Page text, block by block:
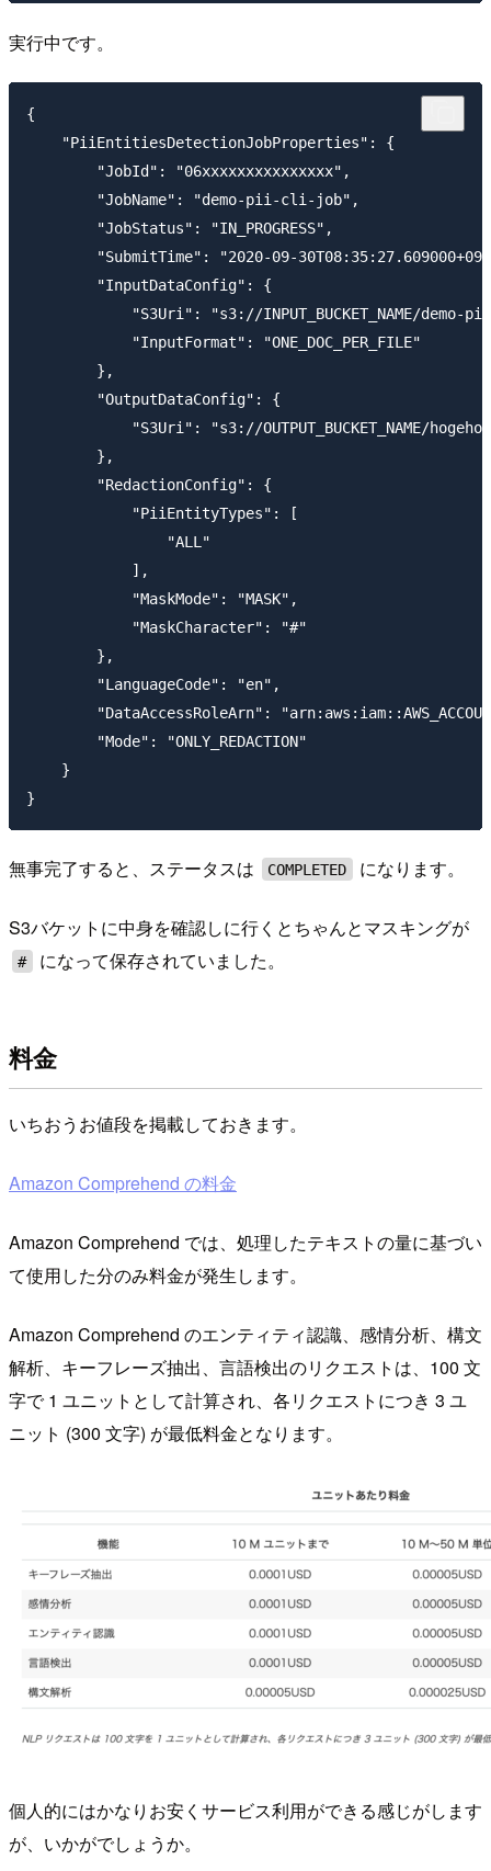
実行中です。
{
    "PiiEntitiesDetectionJobProperties": {
        "JobId": "06xxxxxxxxxxxxxxx",
        "JobName": "demo-pii-cli-job",
        "JobStatus": "IN_PROGRESS",
"SubmitTime": "2020-09-
        "InputDataConfig": {
"S3Uri": "s3://INPUT_BUCKET_NAME/demo-
            "InputFormat": "ONE_DOC_PER_FILE"
        },
        "OutputDataConfig": {
"S3Uri": "s3://OUTPUT_BUCKET_NAME/
        },
        "RedactionConfig": {
            "PiiEntityTypes": [
                "ALL"
            ],
            "MaskMode": "MASK",
            "MaskCharacter": "#"
        },
        "LanguageCode": "en",
"DataAccessRoleArn":
        "Mode": "ONLY_REDACTION"
    }
無事完了すると、ステータスは COMPLETED になります。
S3バケットに中身を確認しに行くとちゃんとマスキングが
# になって保存されていました。
料金
いちおうお値段を掲載しておきます。
Amazon Comprehend の料金
Amazon Comprehend では、処理したテキストの量に基づい
て使用した分のみ料金が発生します。
Amazon Comprehend のエンティティ認識、感情分析、構文
解析、キーフレーズ抽出、言語検出のリクエストは、100 文
字で 1 ユニットとして計算され、各リクエストにつき 3 ユ
ニット (300 文字) が最低料金となります。
個人的にはかなりお安くサービス利用ができる感じがします
が、いかがでしょうか。